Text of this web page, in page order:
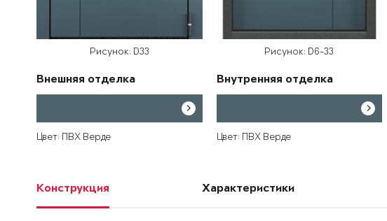
Рисунок: D33
Внешняя отделка
Цвет: ПВХ Верде
Рисунок: D6-33
Внутренняя отделка
Цвет: ПВХ Верде
Конструкция Характеристики